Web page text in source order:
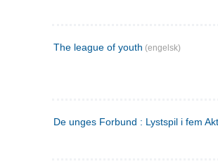
The league of youth (engelsk)
De unges Forbund : Lystspil i fem